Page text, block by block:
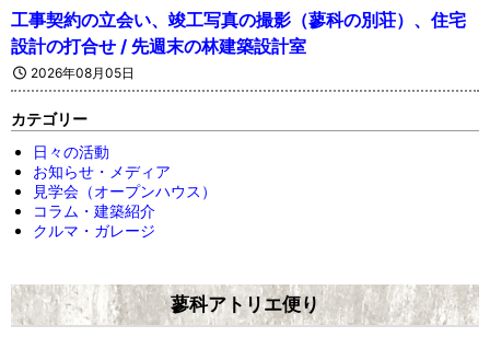
工事契約の立会い、竣工写真の撮影（蓼科の別荘）、住宅
設計の打合せ / 先週末の林建築設計室
2026年08月05日
カテゴリー
日々の活動
お知らせ・メディア
見学会（オープンハウス）
コラム・建築紹介
クルマ・ガレージ
蓼科アトリエ便り